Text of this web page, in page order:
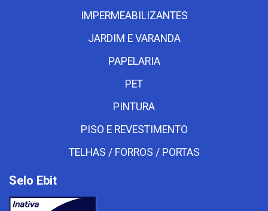
IMPERMEABILIZANTES
JARDIM E VARANDA
PAPELARIA
PET
PINTURA
PISO E REVESTIMENTO
TELHAS / FORROS / PORTAS
Selo Ebit